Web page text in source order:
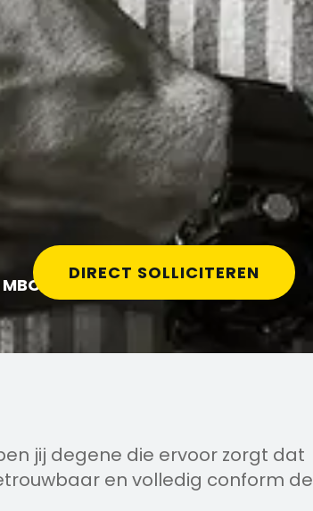
MBO
DIRECT SOLLICITEREN
jij degene die ervoor zorgt dat
en volledig conform de